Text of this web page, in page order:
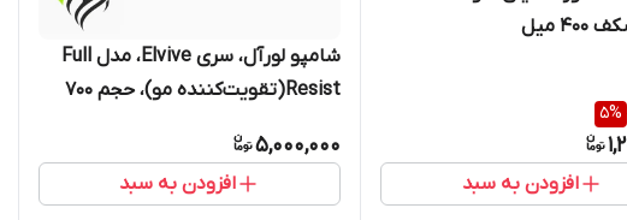
میل
5%
افزودن به سبد
شامپو لورآل، سری Elvive، مدل Full
Resist(تقویت‌کننده مو)، حجم 700
5,000,000
افزودن به سبد